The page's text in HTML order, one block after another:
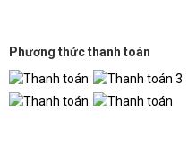
Phương thức thanh toán